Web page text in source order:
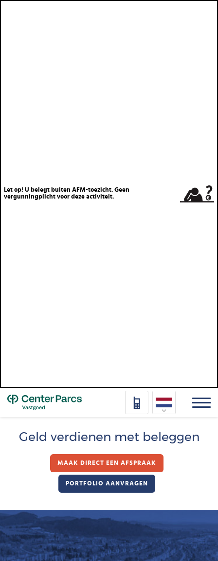
Let op! U belegt buiten AFM-toezicht. Geen
vergunningplicht voor deze activiteit.
Vlaams
Geld verdienen met beleggen
MAAK DIRECT EEN AFSPRAAK
PORTFOLIO AANVRAGEN